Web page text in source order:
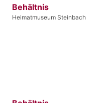
Behältnis
Heimatmuseum Steinbach